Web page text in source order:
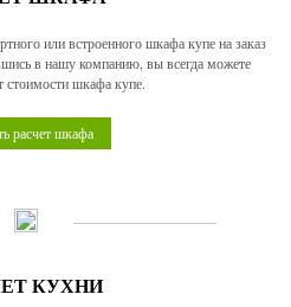
или встроенного шкафа купе на заказ
в нашу компанию, вы всегда можете
стоимости шкафа купе.
расчет шкафа
КУХНИ